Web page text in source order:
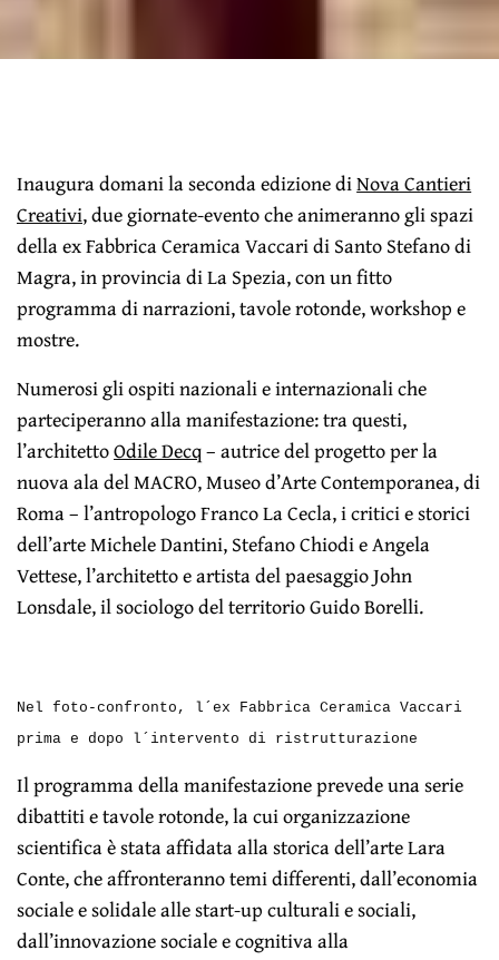
Inaugura domani la seconda edizione diNova Cantieri
Creativi, due giornate-evento che animeranno gli spazi
della ex Fabbrica Ceramica Vaccari di Santo Stefano di
Magra, in provincia di La Spezia, con un fitto
programma di narrazioni, tavole rotonde, workshop e
mostre.
Numerosi gli ospiti nazionali e internazionali che
parteciperanno alla manifestazione: tra questi,
l’architettoOdile Decq– autrice del progetto per la
nuova ala del MACRO, Museo d’Arte Contemporanea, di
Roma – l’antropologo Franco La Cecla, i critici e storici
dell’arte Michele Dantini, Stefano Chiodi e Angela
Vettese, l’architetto e artista del paesaggio John
Lonsdale, il sociologo del territorio Guido Borelli.
Nel foto-confronto, l´ex Fabbrica Ceramica Vaccari
prima e dopo l´intervento di ristrutturazione
Il programma della manifestazione prevede una serie
dibattiti e tavole rotonde, la cui organizzazione
scientifica è stata affidata alla storica dell’arte Lara
Conte, che affronteranno temi differenti, dall’economia
sociale e solidale alle start-up culturali e sociali,
dall’innovazione sociale e cognitiva alla